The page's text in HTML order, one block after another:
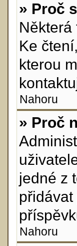
» Proč
Některá
Ke
kterou
Nahoru
» Proč
jedné z
Nahoru